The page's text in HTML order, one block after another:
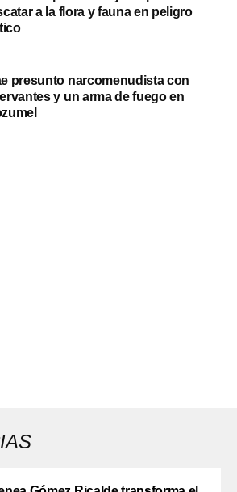
a la flora y fauna en peligro
presunto narcomenudista con
y un arma de fuego en